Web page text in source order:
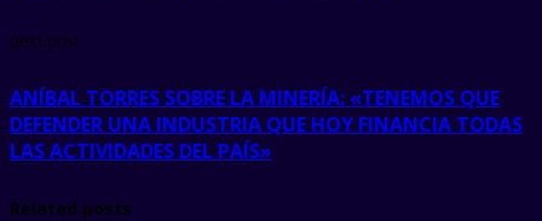
next post
ANÍBAL TORRES SOBRE LA MINERÍA: «TENEMOS QUE
DEFENDER UNA INDUSTRIA QUE HOY FINANCIA TODAS
LAS ACTIVIDADES DEL PAÍS»
Related posts